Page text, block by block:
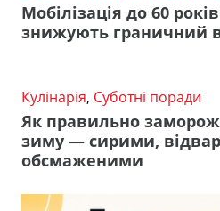
Мобілізація до 60
знижують граничний
Кулінарія, Суботні поради
Як правильно
зиму — сирими,
обсмаженими